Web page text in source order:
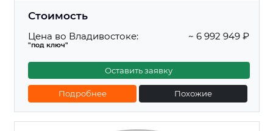
Стоимость
Цена во Владивостоке:
"под ключ"
~ 6 992 949 ₽
Оставить заявку
Подробнее Похожие